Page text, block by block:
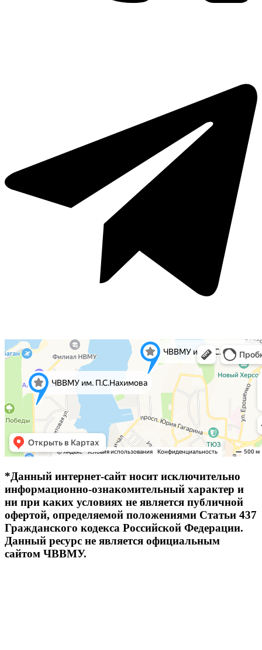
*Данный интернет-сайт носит исключительно
информационно-ознакомительный характер и
ни при каких условиях не является публичной
офертой, определяемой положениями Статьи 437
Гражданского кодекса Российской Федерации.
Данный ресурс не является официальным
сайтом ЧВВМУ.